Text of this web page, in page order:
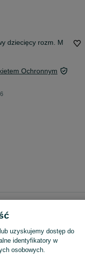
dziecięcy rozm. M
Ochronnym
i ochraniacze - Zgierz
uzyskujemy dostęp do
identyfikatory w
osobowych.